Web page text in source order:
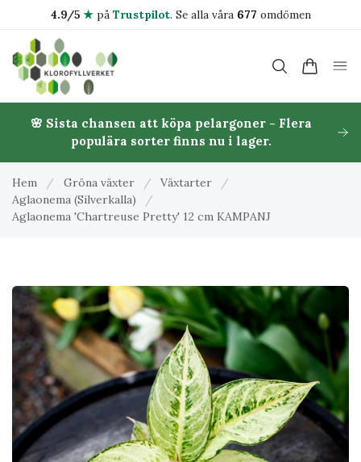
4.9/5 ★på Trustpilot. Se alla våra 677 omdömen
🌸 Sista chansen att köpa pelargoner - Flera
populära sorter finns nu i lager.
Hem / Gröna växter / Växtarter
/
Aglaonema (Silverkalla)
/
Aglaonema 'Chartreuse Pretty' 12 cm KAMPANJ